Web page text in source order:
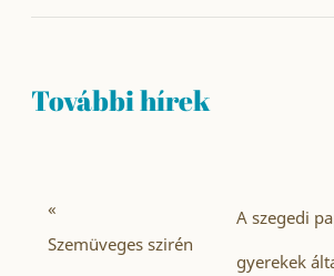
További hírek
«
Szemüveges szirén
A szegedi
gyerekek